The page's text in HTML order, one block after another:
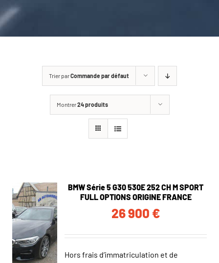
CARROSSERIE / VITRAGE
Trier parCommande par défaut
Montrer24 produits
BMW Série 5 G30 530E 252 CH M SPORT
FULL OPTIONS ORIGINE FRANCE
26 900 €
Hors frais d’immatriculation et de